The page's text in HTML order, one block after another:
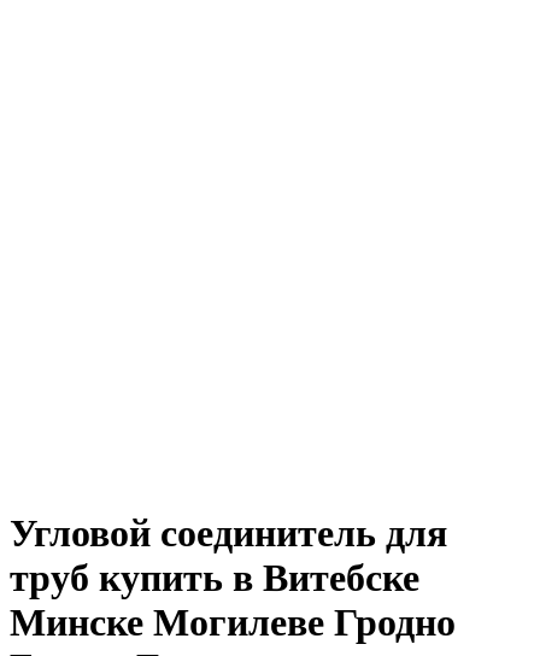
Угловой соединитель для
труб купить в Витебске
Минске Могилеве Гродно